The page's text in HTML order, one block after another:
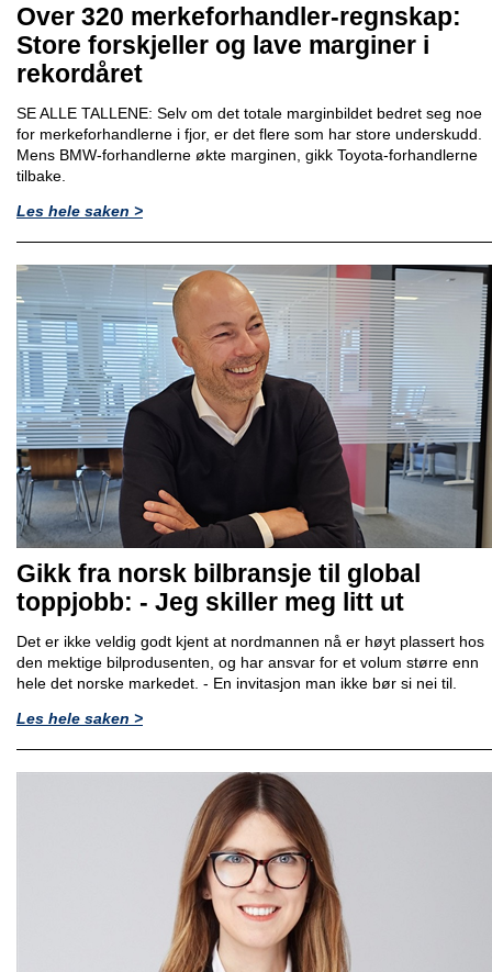
Over 320 merkeforhandler-regnskap:
Store forskjeller og lave marginer i
rekordåret
SE ALLE TALLENE: Selv om det totale marginbildet bedret seg noe
for merkeforhandlerne i fjor, er det flere som har store underskudd.
Mens BMW-forhandlerne økte marginen, gikk Toyota-forhandlerne
tilbake.
Les hele saken >
Gikk fra norsk bilbransje til global
toppjobb: - Jeg skiller meg litt ut
Det er ikke veldig godt kjent at nordmannen nå er høyt plassert hos
den mektige bilprodusenten, og har ansvar for et volum større enn
hele det norske markedet. - En invitasjon man ikke bør si nei til.
Les hele saken >